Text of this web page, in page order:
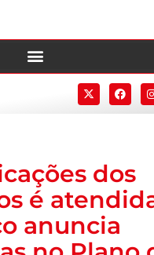
dos
é
anuncia